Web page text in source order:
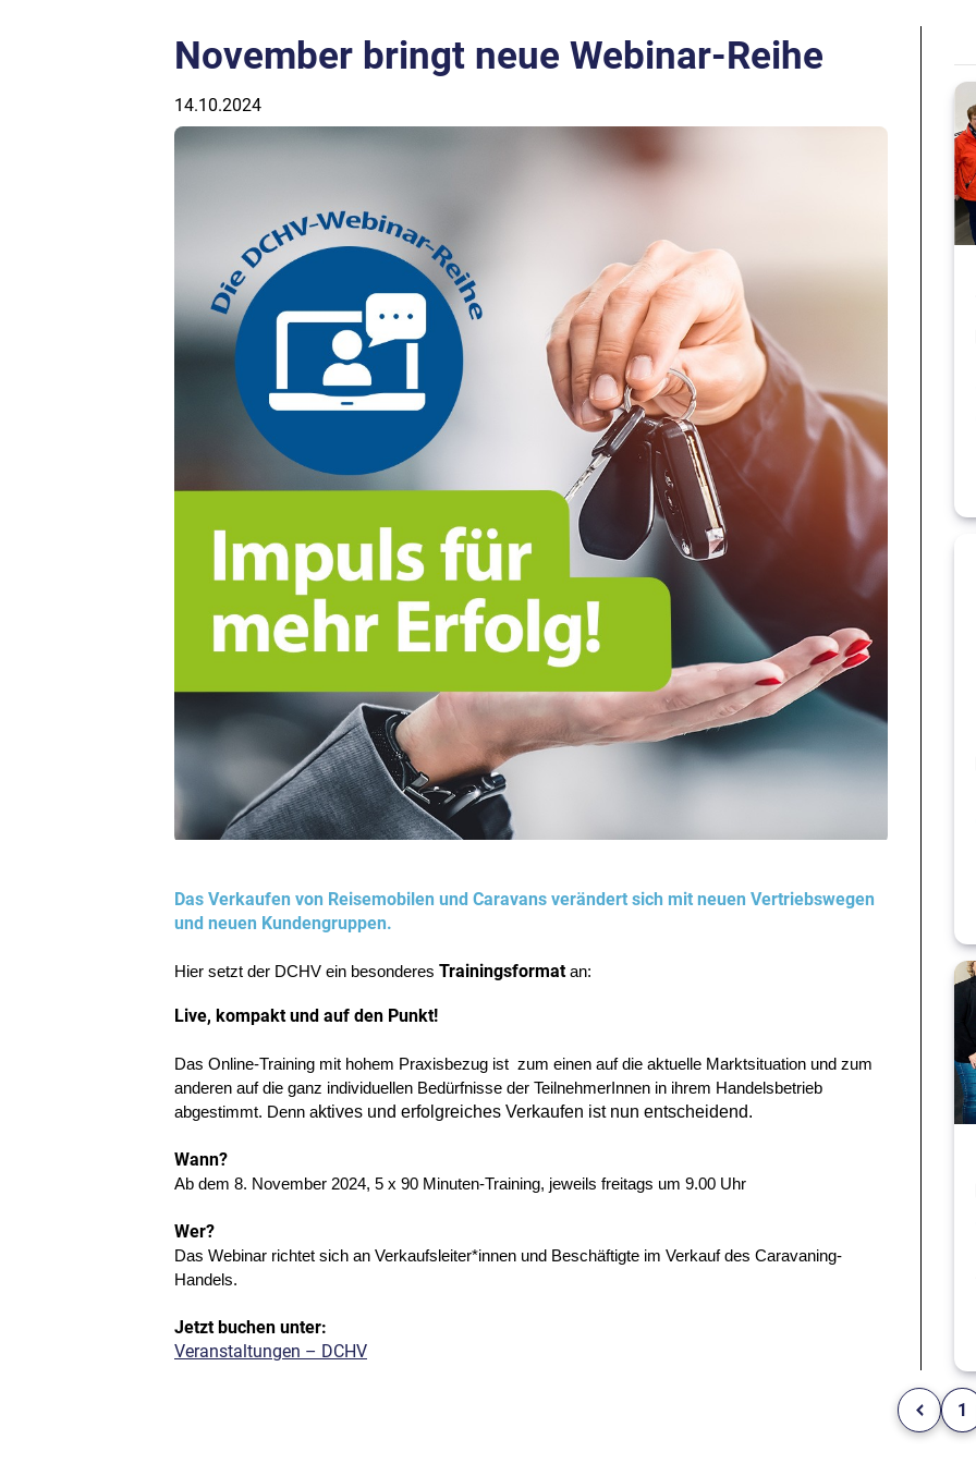
November bringt neue Webinar-Reihe
14.10.2024
Das Verkaufen von Reisemobilen und Caravans verändert sich mit neuen Vertriebswegen
und neuen Kundengruppen.
Hier setzt der DCHV ein besonderes Trainingsformatan:
Live, kompakt und auf den Punkt!
Das Online-Training mit hohem Praxisbezug ist zum einen auf die aktuelle Marktsituation und zum
anderen auf die ganz individuellen Bedürfnisse der TeilnehmerInnen in ihrem Handelsbetrieb
abgestimmt. Denn aktives und erfolgreiches Verkaufen ist nun entscheidend.
Wann?
Ab dem 8. November 2024, 5 x 90 Minuten-Training, jeweils freitags um 9.00 Uhr
Wer?
Das Webinar richtet sich an Verkaufsleiter*innen und Beschäftigte im Verkauf des Caravaning-
Handels.
Jetzt buchen unter:
Veranstaltungen – DCHV
1